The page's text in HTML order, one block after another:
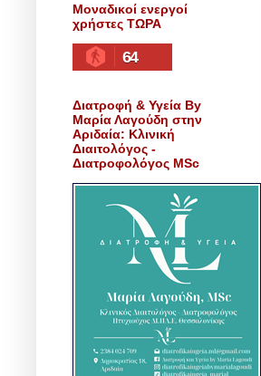
Μοναδικοί ενεργοί
χρήστες ΤΩΡΑ
64
Διατροφή & Υγεία By
Μαρία Λαγούδη στην
Αριδαία: Κλινική
Διαιτολόγος -
Διατροφολόγος MSc